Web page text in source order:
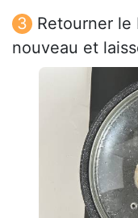
Retourner
nouveau et